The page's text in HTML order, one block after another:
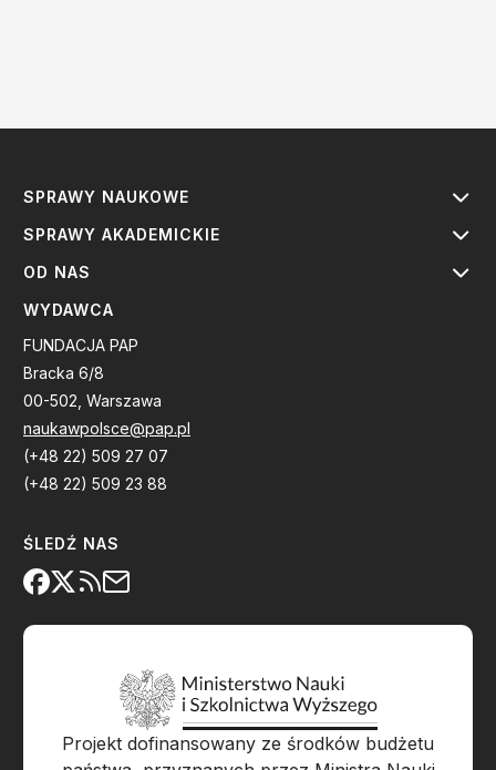
SPRAWY NAUKOWE
SPRAWY AKADEMICKIE
OD NAS
WYDAWCA
FUNDACJA PAP
Bracka 6/8
00-502, Warszawa
naukawpolsce@pap.pl
(+48 22) 509 27 07
(+48 22) 509 23 88
ŚLEDŹ NAS
Projekt dofinansowany ze środków budżetu